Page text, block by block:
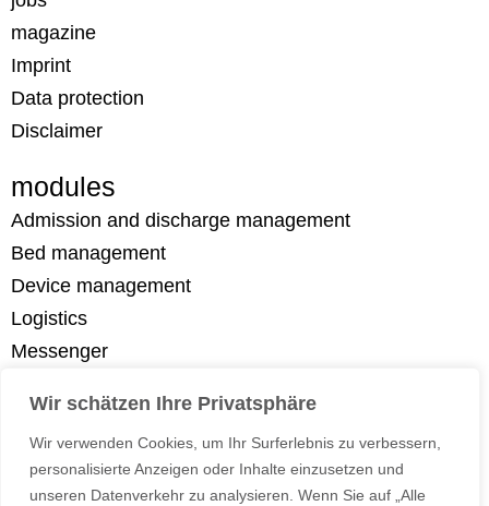
Wir schätzen Ihre Privatsphäre
Wir verwenden Cookies, um Ihr Surferlebnis zu verbessern,
personalisierte Anzeigen oder Inhalte einzusetzen und
unseren Datenverkehr zu analysieren. Wenn Sie auf „Alle
magazine
Imprint
Data protection
Disclaimer
modules
Admission and discharge management
Bed management
Device management
Logistics
Messenger
Patient management
Temperature Measurement
Wearables